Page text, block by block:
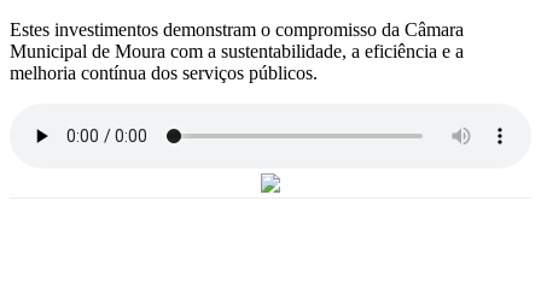
Estes investimentos demonstram o compromisso da Câmara
Municipal de Moura com a sustentabilidade, a eficiência e a
melhoria contínua dos serviços públicos.